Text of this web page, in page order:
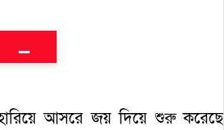
হারিয়ে আসরে জয় দিয়ে শুরু করেছে